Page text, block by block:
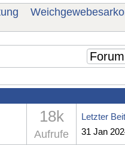
18k
Aufrufe
Letzter
31 Jan